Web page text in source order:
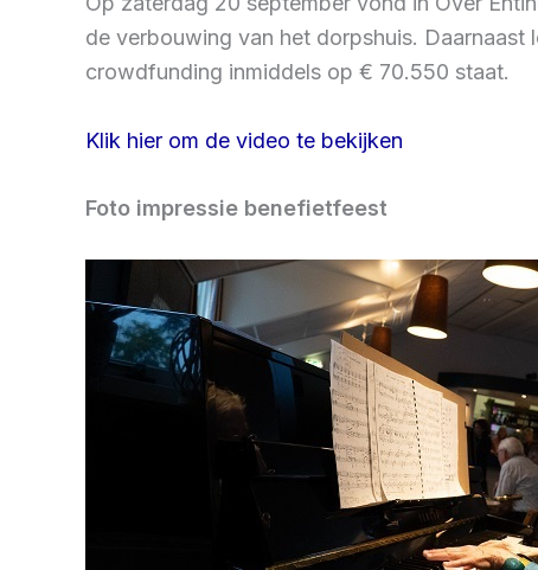
de verbouwing van het dorpshuis.
crowdfunding inmiddels op € 70.550 staat.
Klik hier om de video te bekijken
Foto impressie benefietfeest